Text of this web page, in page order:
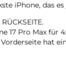
iPhone, das es
17 Pro Max für
hat